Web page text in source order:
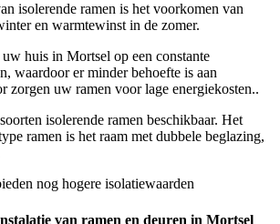
isolerende ramen is het voorkomen van
en warmtewinst in de zomer.
huis in Mortsel op een constante
waardoor er minder behoefte is aan
zorgen uw ramen voor lage energiekosten..
isolerende ramen beschikbaar. Het
ramen is het raam met dubbele beglazing,
nog hogere isolatiewaarden
van ramen en deuren in Mortsel